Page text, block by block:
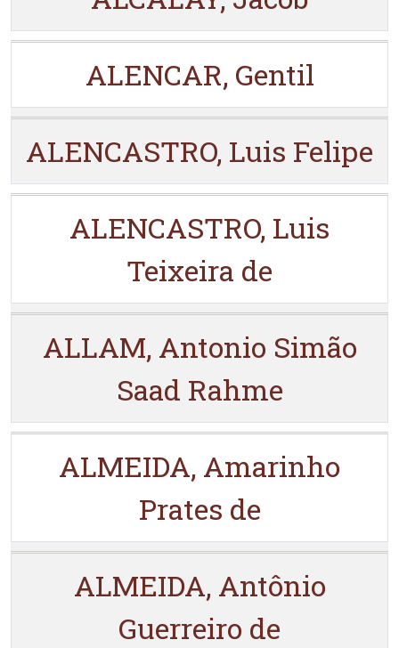
ALENCAR, Gentil
ALENCASTRO, Luis Felipe
ALENCASTRO, Luis
Teixeira de
ALLAM, Antonio Simão
Saad Rahme
ALMEIDA, Amarinho
Prates de
ALMEIDA, Antônio
Guerreiro de